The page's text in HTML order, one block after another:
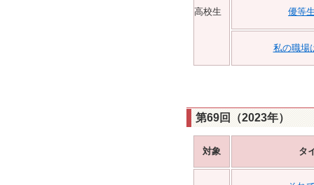
高校生 優等
私の職場
第69回（2023年）
対象 タ